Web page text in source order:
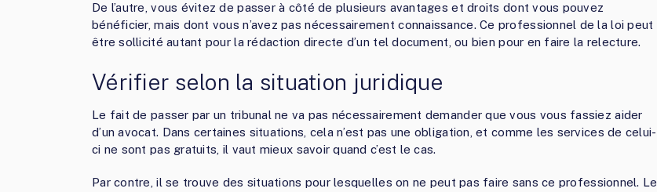
De l’autre, vous évitez de passer à côté de plusieurs avantages et droits dont vous pouvez
bénéficier, mais dont vous n’avez pas nécessairement connaissance. Ce professionnel de la loi peut
être sollicité autant pour la rédaction directe d’un tel document, ou bien pour en faire la relecture.
Vérifier selon la situation juridique
Le fait de passer par un tribunal ne va pas nécessairement demander que vous vous fassiez aider
d’un avocat. Dans certaines situations, cela n’est pas une obligation, et comme les services de celui-
ci ne sont pas gratuits, il vaut mieux savoir quand c’est le cas.
Par contre, il se trouve des situations pour lesquelles on ne peut pas faire sans ce professionnel. Le